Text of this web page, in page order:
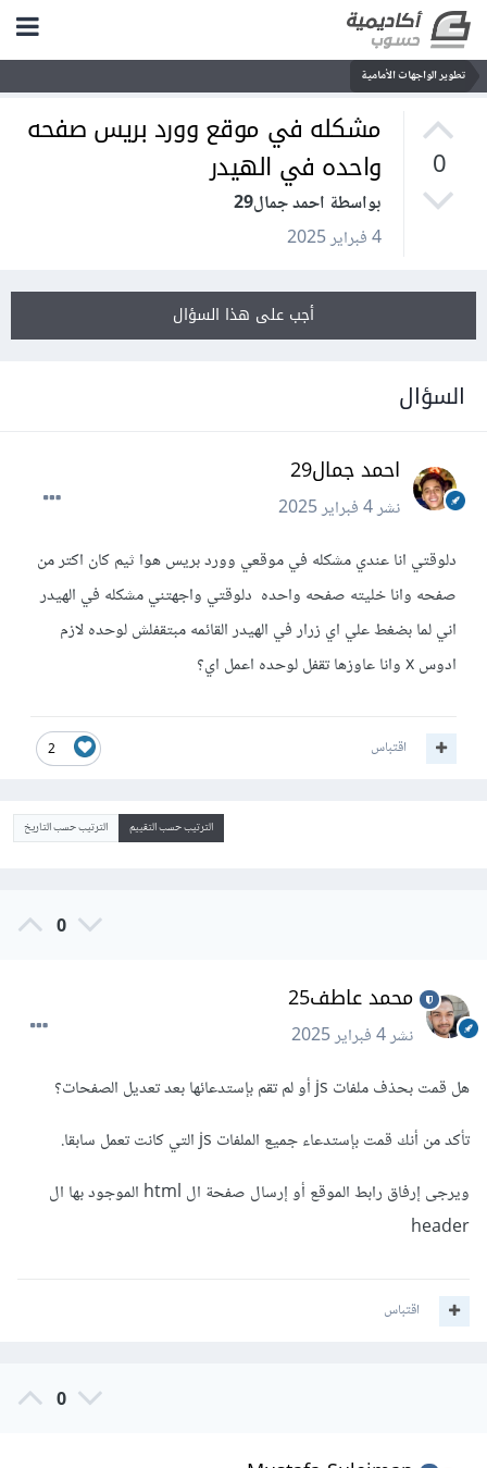
تطوير الواجهات الأمامية
0
مشكله في موقع وورد بريس صفحه
واحده في الهيدر
بواسطة احمد جمال29
4 فبراير 2025
أجب على هذا السؤال
السؤال
احمد جمال29
نشر4 فبراير 2025
دلوقتي انا عندي مشكله في موقعي وورد بريس هوا ثيم كان اكتر من
صفحه وانا خليته صفحه واحده دلوقتي واجهتني مشكله في الهيدر
اني لما بضغط علي اي زرار في الهيدر القائمه مبتقفلش لوحده لازم
ادوس x وانا عاوزها تقفل لوحده اعمل اي؟
2 اقتباس
الترتيب حسب التقييم الترتيب حسب التاريخ
0
محمد عاطف25
نشر4 فبراير 2025
هل قمت بحذف ملفات js أو لم تقم بإستدعائها بعد تعديل الصفحات؟
تأكد من أنك قمت بإستدعاء جميع الملفات js التي كانت تعمل سابقا.
ويرجى إرفاق رابط الموقع أو إرسال صفحة ال html الموجود بها ال
header
اقتباس
0